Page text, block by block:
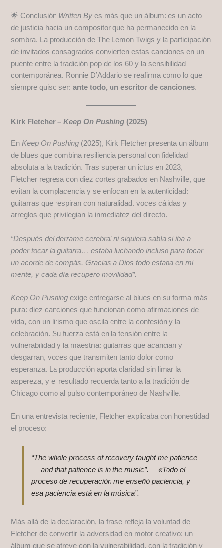
🌟 Conclusión Written By es más que un álbum: es un acto
de justicia hacia un compositor que ha permanecido en la
sombra. La producción de The Lemon Twigs y la participación
de invitados consagrados convierten estas canciones en un
puente entre la tradición pop de los 60 y la sensibilidad
contemporánea. Ronnie D’Addario se reafirma como lo que
siempre quiso ser:ante todo, un escritor de canciones.
Kirk Fletcher –Keep On Pushing (2025)
EnKeep On Pushing (2025), Kirk Fletcher presenta un álbum
de blues que combina resiliencia personal con fidelidad
absoluta a la tradición. Tras superar un ictus en 2023,
Fletcher regresa con diez cortes grabados en Nashville, que
evitan la complacencia y se enfocan en la autenticidad:
guitarras que respiran con naturalidad, voces cálidas y
arreglos que privilegian la inmediatez del directo.
“Después del derrame cerebral ni siquiera sabía si iba a
poder tocar la guitarra… estaba luchando incluso para tocar
un acorde de compás. Gracias a Dios todo estaba en mi
mente, y cada día recupero movilidad”.
Keep On Pushing exige entregarse al blues en su forma más
pura: diez canciones que funcionan como afirmaciones de
vida, con un lirismo que oscila entre la confesión y la
celebración. Su fuerza está en la tensión entre la
vulnerabilidad y la maestría: guitarras que acarician y
desgarran, voces que transmiten tanto dolor como
esperanza. La producción aporta claridad sin limar la
aspereza, y el resultado recuerda tanto a la tradición de
Chicago como al pulso contemporáneo de Nashville.
En una entrevista reciente, Fletcher explicaba con honestidad
el proceso:
“The whole process of recovery taught me patience
— and that patience is in the music”. —«Todo el
proceso de recuperación me enseñó paciencia, y
esa paciencia está en la música”.
Más allá de la declaración, la frase refleja la voluntad de
Fletcher de convertir la adversidad en motor creativo: un
álbum que se atreve con la vulnerabilidad, con la tradición y